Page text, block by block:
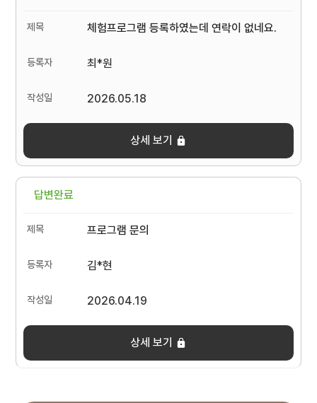
체험프로그램 등록하였는데 연락이 없네요.
최*원
2026.05.18
상세 보기
답변완료
프로그램 문의
김*현
2026.04.19
상세 보기